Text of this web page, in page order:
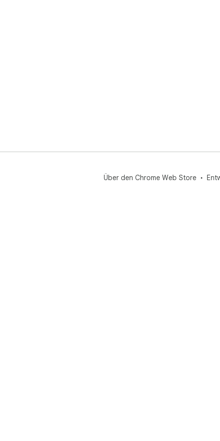
Über den Chrome Web Store